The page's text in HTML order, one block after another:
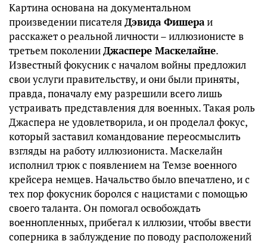
Картина основана на документальном
произведении писателяДэвида Фишераи
расскажет о реальной личности – иллюзионисте в
третьем поколенииДжаспере Маскелайне.
Известный фокусник с началом войны предложил
свои услуги правительству, и они были приняты,
правда, поначалу ему разрешили всего лишь
устраивать представления для военных. Такая роль
Джаспера не удовлетворила, и он проделал фокус,
который заставил командование переосмыслить
взгляды на работу иллюзиониста. Маскелайн
исполнил трюк с появлением на Темзе военного
крейсера немцев. Начальство было впечатлено, и с
тех пор фокусник боролся с нацистами с помощью
своего таланта. Он помогал освобождать
военнопленных, прибегал к иллюзии, чтобы ввести
соперника в заблуждение по поводу расположений